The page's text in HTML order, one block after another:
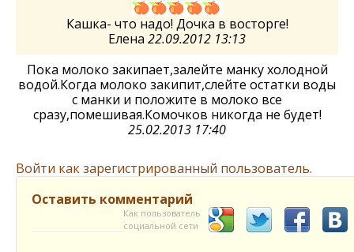
Кашка- что надо! Дочка в восторге!
Елена 22.09.2012 13:13
Пока молоко закипает,залейте манку холодной
водой.Когда молоко закипит,слейте остатки воды
с манки и положите в молоко все
сразу,помешивая.Комочков никогда не будет!
25.02.2013 17:40
Войти как зарегистрированный пользователь.
Оставить комментарий
Как пользователь
социальной сети